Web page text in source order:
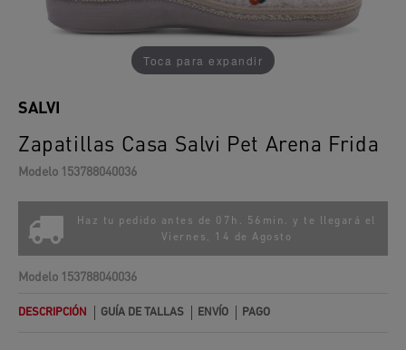
Toca para expandir
Zapatillas Casa Salvi Pet Arena Frida
SALVI
Modelo 153788040036
Haz tu pedido antes de 07h. 56min. y te llegará el
Viernes, 14 de Agosto
Modelo 153788040036
DESCRIPCIÓN GUÍA DE TALLAS ENVÍO PAGO